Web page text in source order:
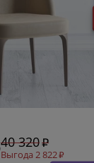
40 320
Выгода 2 822